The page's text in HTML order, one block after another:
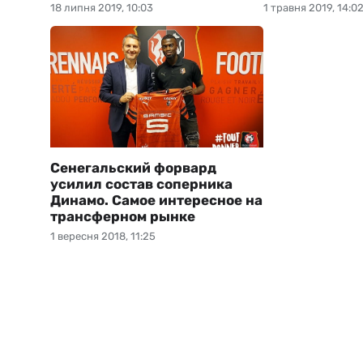
18 липня 2019, 10:03 1 травня 2019, 14:02
1 вересня 2018, 11:25
Сенегальский форвард
усилил состав соперника
Динамо. Самое интересное на
трансферном рынке